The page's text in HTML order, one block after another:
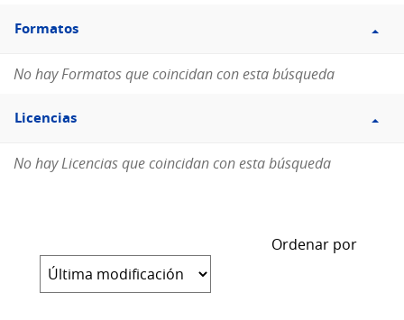
Filtro
Formatos
Formatos
No hay Formatos que coincidan con esta búsqueda
Filtro
Licencias
Licencias
No hay Licencias que coincidan con esta búsqueda
Ordenar por